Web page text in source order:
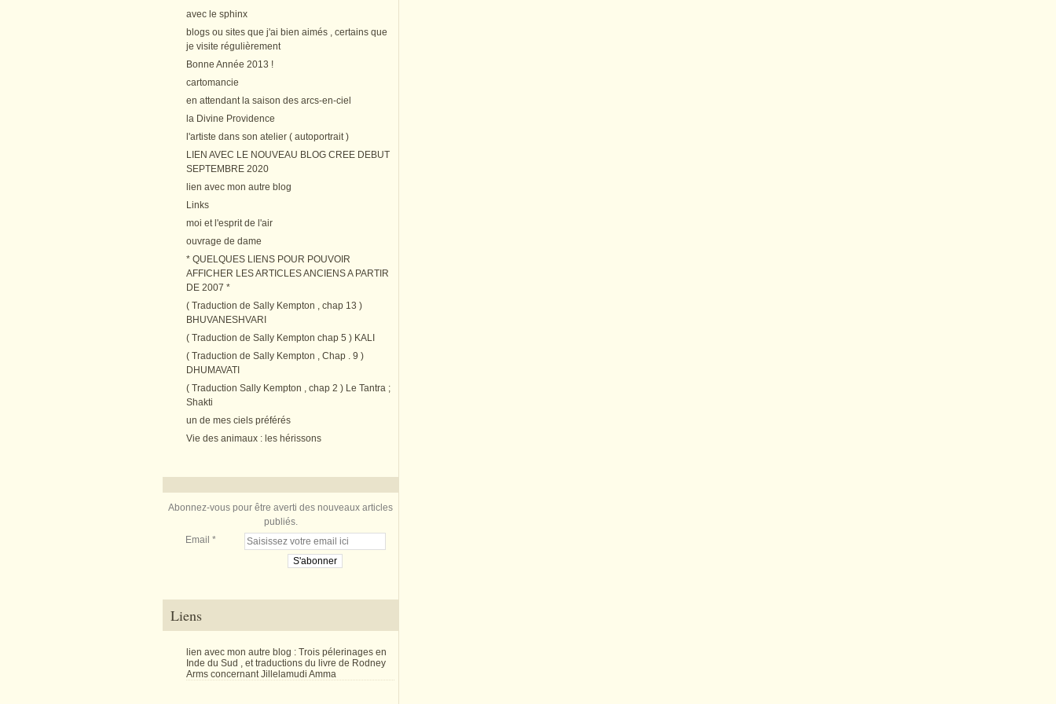
avec le sphinx
blogs ou sites que j'ai bien aimés , certains que
je visite régulièrement
Bonne Année 2013 !
cartomancie
en attendant la saison des arcs-en-ciel
la Divine Providence
l'artiste dans son atelier ( autoportrait )
LIEN AVEC LE NOUVEAU BLOG CREE DEBUT
SEPTEMBRE 2020
lien avec mon autre blog
Links
moi et l'esprit de l'air
ouvrage de dame
* QUELQUES LIENS POUR POUVOIR
AFFICHER LES ARTICLES ANCIENS A PARTIR
DE 2007 *
( Traduction de Sally Kempton , chap 13 )
BHUVANESHVARI
( Traduction de Sally Kempton chap 5 ) KALI
( Traduction de Sally Kempton , Chap . 9 )
DHUMAVATI
( Traduction Sally Kempton , chap 2 ) Le Tantra ;
Shakti
un de mes ciels préférés
Vie des animaux : les hérissons
Abonnez-vous pour être averti des nouveaux articles
publiés.
Email
Liens
lien avec mon autre blog : Trois pélerinages en
Inde du Sud , et traductions du livre de Rodney
Arms concernant Jillelamudi Amma